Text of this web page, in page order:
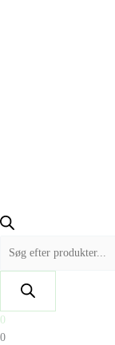
0
0